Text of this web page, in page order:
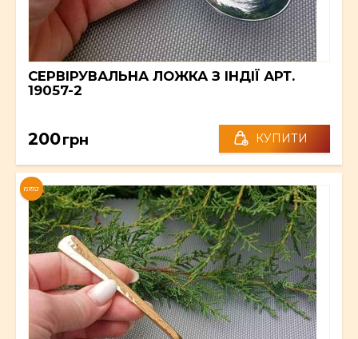
СЕРВІРУВАЛЬНА ЛОЖКА З ІНДІЇ АРТ.
19057-2
200грн КУПИТИ
NEW